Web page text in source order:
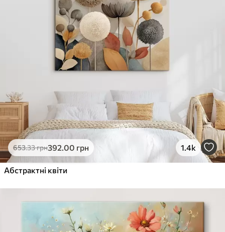
Екологічний матеріал
грн
Яскраві, насичені кольори
Стійкість до вицвітання
✓ Поверхня з текстурою полотна
✗ Екологічний матеріал
Еко-Преміум
.00грн
✓Яскраві, насичені кольори
✓ Поверхня з текстурою полотна
Екологічний матеріал
653.33грн392.00 грн 1.4k
Абстрактні квіти